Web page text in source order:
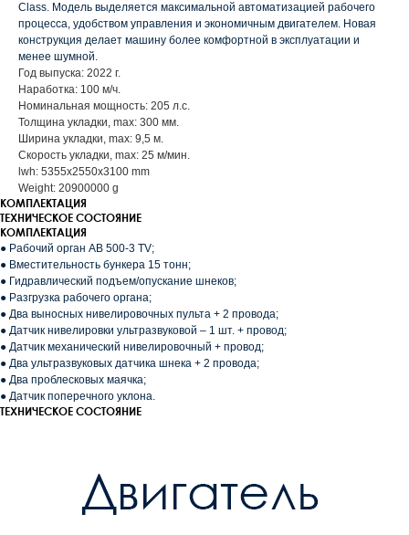
Class. Модель выделяется максимальной автоматизацией рабочего
процесса, удобством управления и экономичным двигателем. Новая
конструкция делает машину более комфортной в эксплуатации и
менее шумной.
Год выпуска: 2022 г.
Наработка: 100 м/ч.
Номинальная мощность: 205 л.с.
Толщина укладки, max: 300 мм.
Ширина укладки, max: 9,5 м.
Скорость укладки, max: 25 м/мин.
lwh: 5355x2550x3100 mm
Weight: 20900000 g
КОМПЛЕКТАЦИЯ
ТЕХНИЧЕСКОЕ СОСТОЯНИЕ
КОМПЛЕКТАЦИЯ
● Рабочий орган АВ 500-3 TV;
● Вместительность бункера 15 тонн;
● Гидравлический подъем/опускание шнеков;
● Разгрузка рабочего органа;
● Два выносных нивелировочных пульта + 2 провода;
● Датчик нивелировки ультразвуковой – 1 шт. + провод;
● Датчик механический нивелировочный + провод;
● Два ультразвуковых датчика шнека + 2 провода;
● Два проблесковых маячка;
● Датчик поперечного уклона.
ТЕХНИЧЕСКОЕ СОСТОЯНИЕ